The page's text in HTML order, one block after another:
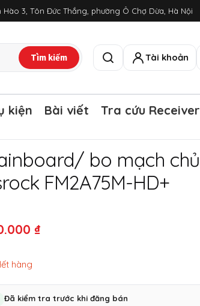
3, Tôn Đức Thắng, phường Ô Chợ Dừa, Hà Nội
Tìm kiếm
Tìm kiếm
Tài khoản
kiện Bài viết Tra cứu Receiver
bo mạch chủ
FM2A75M-HD+
₫
hàng
Đã kiểm tra trước khi đăng bán